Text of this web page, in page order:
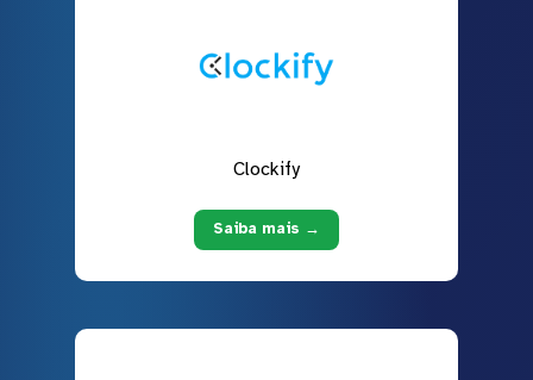
Clockify
Saiba mais →